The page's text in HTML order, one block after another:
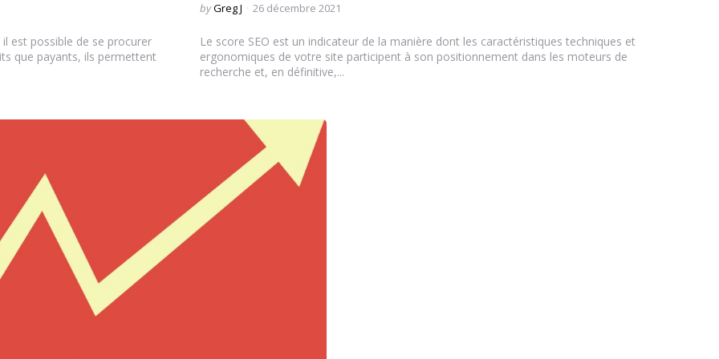
est possible de se procurer
que payants, ils permettent
Posted
byGreg J 26 décembre 2021
Le score SEO est un indicateur de la manière dont les caractéristiques techniques et
ergonomiques de votre site participent à son positionnement dans les moteurs de
recherche et, en définitive,...